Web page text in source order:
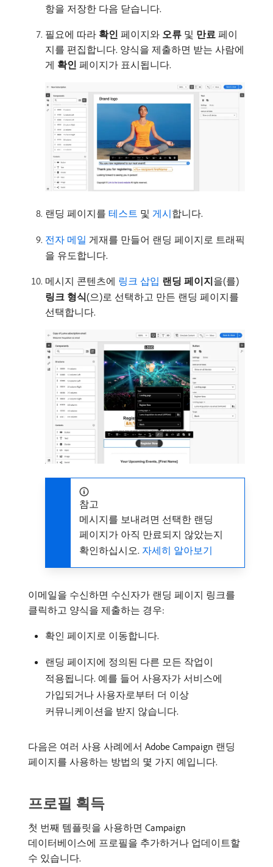
항을 저장한 다음 닫습니다.
필요에 따라 확인 페이지와 오류 및 만료 페이
지를 편집합니다. 양식을 제출하면 받는 사람에
게 확인 페이지가 표시됩니다.
랜딩 페이지를 테스트 및 게시합니다.
전자 메일 게재를 만들어 랜딩 페이지로 트래픽
을 유도합니다.
메시지 콘텐츠에 링크 삽입 랜딩 페이지​을(를)
링크 형식(으)로 선택하고 만든 랜딩 페이지를
선택합니다.
참고
메시지를 보내려면 선택한 랜딩
페이지가 아직 만료되지 않았는지
확인하십시오. 자세히 알아보기
이메일을 수신하면 수신자가 랜딩 페이지 링크를
클릭하고 양식을 제출하는 경우:
확인 페이지로 이동합니다.
랜딩 페이지에 정의된 다른 모든 작업이
적용됩니다. 예를 들어 사용자가 서비스에
가입되거나 사용자로부터 더 이상
커뮤니케이션을 받지 않습니다.
다음은 여러 사용 사례에서 Adobe Campaign 랜딩
페이지를 사용하는 방법의 몇 가지 예입니다.
프로필 획득
첫 번째 템플릿을 사용하면 Campaign
데이터베이스에 프로필을 추가하거나 업데이트할
수 있습니다.